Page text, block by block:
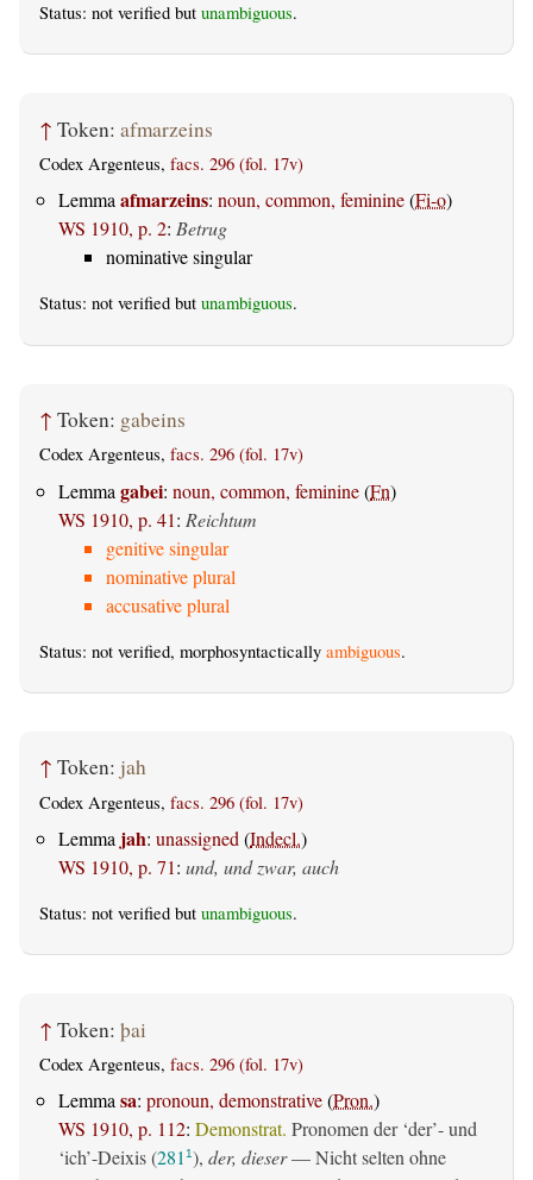
Status: not verified but unambiguous.
↑ Token: afmarzeins
Codex Argenteus, facs. 296 (fol. 17v)
Lemmaafmarzeins: noun, common, feminine(Fi-o)
WS 1910, p. 2: Betrug
nominative singular
Status: not verified but unambiguous.
↑ Token: gabeins
Codex Argenteus, facs. 296 (fol. 17v)
Lemma gabei: noun, common, feminine(Fn)
WS 1910, p. 41: Reichtum
genitive singular
nominative plural
accusative plural
Status: not verified, morphosyntactically ambiguous.
↑ Token: jah
Codex Argenteus, facs. 296 (fol. 17v)
Lemma jah: unassigned (Indecl.)
WS 1910, p. 71: und, und zwar, auch
Status: not verified but unambiguous.
↑ Token: þai
Codex Argenteus, facs. 296 (fol. 17v)
Lemmasa: pronoun, demonstrative(Pron.)
WS 1910, p. 112: Demonstrat. Pronomen der ‘der’- und
‘ich’-Deixis (281 1), der, dieser— Nicht selten ohne